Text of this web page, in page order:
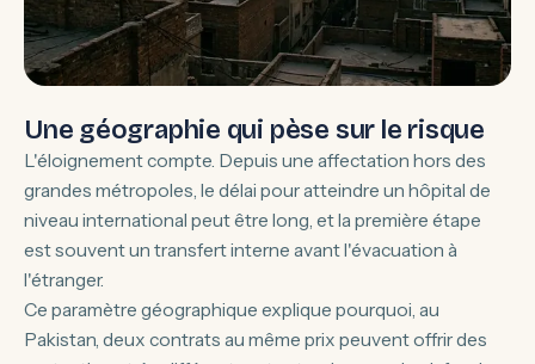
Une géographie qui pèse sur le risque
L'éloignement compte. Depuis une affectation hors des
grandes métropoles, le délai pour atteindre un hôpital de
niveau international peut être long, et la première étape
est souvent un transfert interne avant l'évacuation à
l'étranger.
Ce paramètre géographique explique pourquoi, au
Pakistan, deux contrats au même prix peuvent offrir des